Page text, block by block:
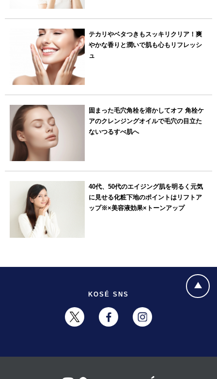
テカリやベタつきもスッキリクリア！爽
やかな香りと潤いで肌も心もリフレッシ
ュ
固まった毛穴角栓を溶かしてオフ 角栓ケ
アのクレンジングオイルで毛穴の目立た
ないつるすべ肌へ
40代、50代のエイジング肌を明るく元気
に見せる化粧下地のポイントはリフトア
ップ※×美容液効果×トーンアップ
KOSÉ SNS